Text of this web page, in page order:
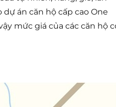
án căn hộ cấp cao One
mức giá của các căn hộ